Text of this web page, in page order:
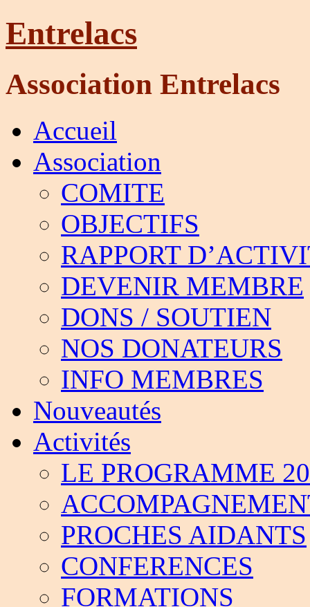
Entrelacs
Association Entrelacs
Accueil
Association
COMITE
OBJECTIFS
RAPPORT
DEVENIR MEMBRE
DONS / SOUTIEN
NOS DONATEURS
INFO MEMBRES
Nouveautés
Activités
LE PROGRAMME
PROCHES AIDANTS
CONFERENCES
FORMATIONS